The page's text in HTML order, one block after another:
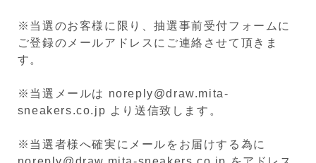
※当選のお客様に限り、抽選事前受付フォームに
ご登録のメールアドレスにご連絡させて頂きま
す。
※当選メールは noreply@draw.mita-
sneakers.co.jp より送信致します。
※当選者様へ確実にメールをお届けする為に